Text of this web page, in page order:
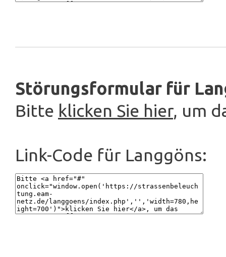
Störungsformular für
Bitte klicken Sie hier, um
Link-Code für Langgöns: